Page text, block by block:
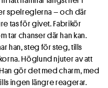
spelreglerna – och där
tas för givet. Fabrikör
tar chanser där han kan.
han, steg för steg, tills
Höglund njuter av att
gör det med charm, med
ingen längre reagerar.